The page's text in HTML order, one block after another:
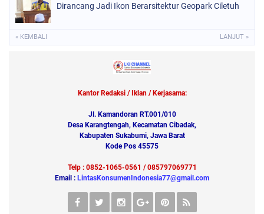
Dirancang Jadi Ikon Berarsitektur Geopark Ciletuh
« KEMBALI LANJUT »
Kantor Redaksi / Iklan / Kerjasama:
Jl. Kamandoran RT.001/010
Desa Karangtengah, Kecamatan Cibadak,
Kabupaten Sukabumi, Jawa Barat
Kode Pos 45575
Telp : 0852-1065-0561 / 085797069771
Email : LintasKonsumenIndonesia77@gmail.com